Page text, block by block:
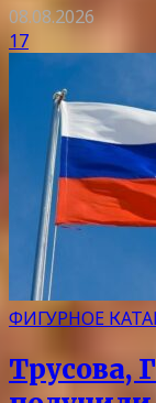
08.08.2026
17
ФИГУРНОЕ
Трусова,